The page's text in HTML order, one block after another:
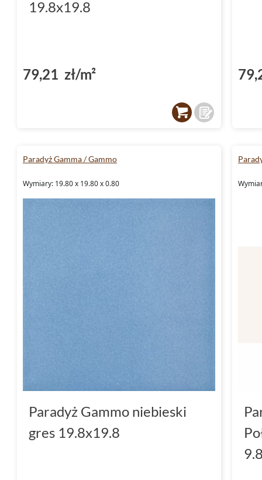
19.8x19.8
79,21 zł/m²
Paradyż Gamma / Gammo
Wymiary: 19.80 x 19.80 x 0.80
Paradyż Gammo niebieski
gres 19.8x19.8